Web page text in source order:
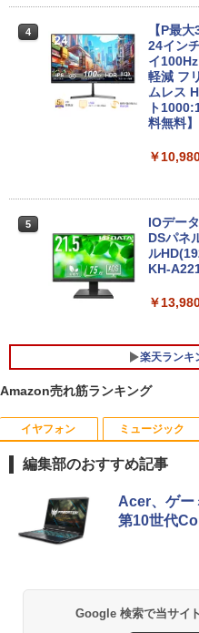
PC/
￥
【週末
ソコン
画面 ビ
ソコン
￥30,999
【★最
B/1TB/
N/
dows11
￥31,800
4
【P最
24イン
イ
軽減 フ
ムレス
ト
料無料
￥
5
IOデー
DSパネ
ル
KH-
￥
楽天ランキ
1
2026年
月号 ミ
Amazon売れ筋ランキング
イヤフォン
Anker
￥7,990
Anker
ミュージック
BRUCE
[Explicit]
BRUCE
by
富士山の
ウォータ
薬屋のひ
ンガンコ
異世界居
編集部のおすすめ記事
Acer、ゲー
第10世代
Google 検索で当サイ